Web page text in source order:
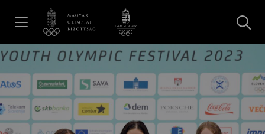
Hírek
Galéria